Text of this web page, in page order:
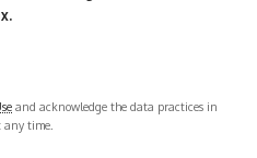
and acknowledge the data practices in
any time.